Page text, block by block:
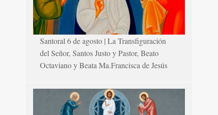
Santoral 6 de agosto | La Transfiguración
del Señor, Santos Justo y Pastor, Beato
Octaviano y Beata Ma.Francisca de Jesús